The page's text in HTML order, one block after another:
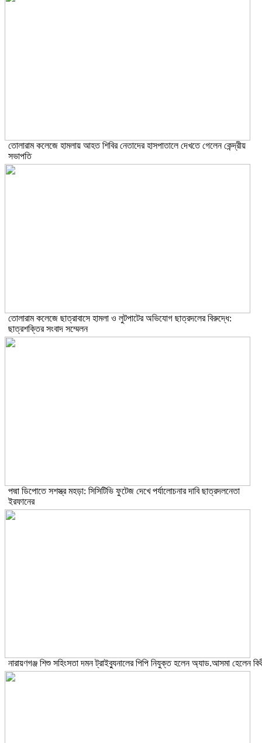
তোলারাম কলেজে হামলায় আহত শিবির নেতাদের হাসপাতালে দেখতে গেলেন কেন্দ্রীয়
সভাপতি
তোলারাম কলেজে ছাত্রাবাসে হামলা ও লুটপাটের অভিযোগ ছাত্রদলের বিরুদ্ধে:
ছাত্রশক্তির সংবাদ সম্মেলন
পদ্মা ডিপোতে সশস্ত্র মহড়া: সিসিটিভি ফুটেজ দেখে পর্যালোচনার দাবি ছাত্রদলনেতা
ইরফানের
নারায়ণগঞ্জ শিশু সহিংসতা দমন ট্রাইব্যুনালের পিপি নিযুক্ত হলেন অ্যাড.আসমা হেলেন